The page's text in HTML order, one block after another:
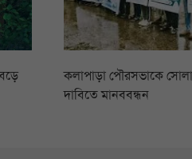
কলাপাড়া পৌরসভাকে
দাবিতে মানববন্ধন